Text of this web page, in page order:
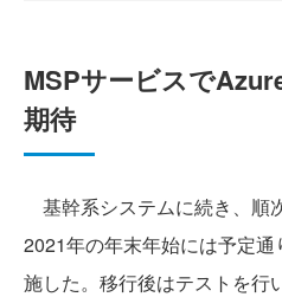
MSPサービスで
期待
基幹系システムに続き、順
2021年の年末年始には予定
施した。移行後はテストを行